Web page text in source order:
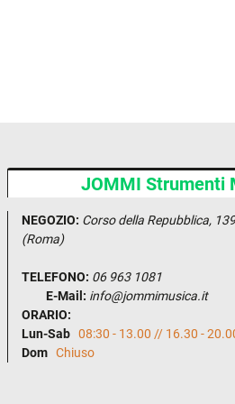
JOMMI Strumenti
NEGOZIO: Corso della Repubblica,
(Roma)
TELEFONO: 06 963 1081
E-Mail: info@jommimusica.it
ORARIO:
Lun-Sab 08:30 - 13.00 // 16.30 -
DomChiuso